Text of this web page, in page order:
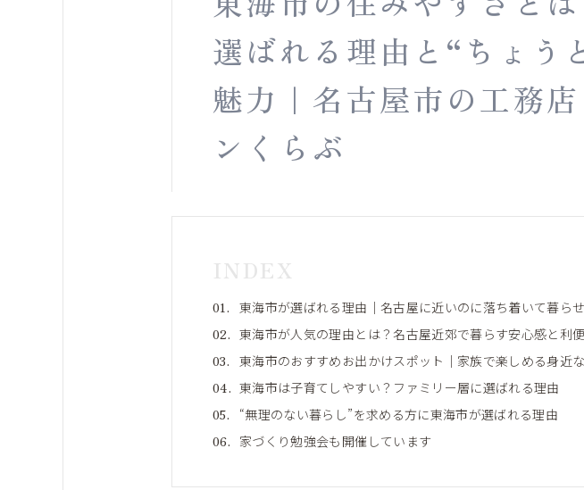
選ばれる理由と“ちょう
魅力｜名古屋市の工務
ンくらぶ
INDEX
東海市が選ばれる理由｜名古屋に近いのに落ち着いて暮ら
東海市が人気の理由とは？名古屋近郊で暮らす安心感と利
東海市のおすすめお出かけスポット｜家族で楽しめる身近
東海市は子育てしやすい？ファミリー層に選ばれる理由
“無理のない暮らし”を求める方に東海市が選ばれる理由
家づくり勉強会も開催しています